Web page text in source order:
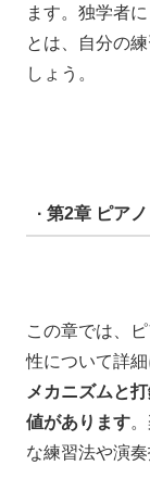
ます。独学者
とは、自分の
しょう。
· 第2章 ピア
この章では、
性について詳細
メカニズムと
値があります
な練習法や演